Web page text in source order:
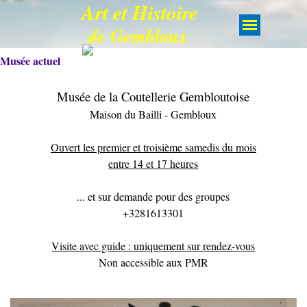
Art et Histoire
de Gembloux
Musée actuel
Musée de la Coutellerie Gembloutoise
Maison du Bailli - Gembloux
Ouvert les premier et troisième samedis du mois
entre 14 et 17 heures
... et sur demande pour des groupes
+3281613301
Visite avec guide : uniquement sur rendez-vous
Non accessible aux PMR